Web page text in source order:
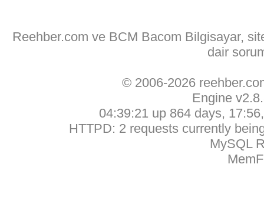
Reehber.com ve BCM Bacom Bilgisayar,
dair
© 2006-2026
Engine
04:39:21 up 864 days,
HTTPD: 2 requests currently
MySQL